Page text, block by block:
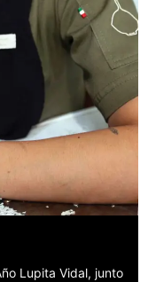
Lupita Vidal, junto